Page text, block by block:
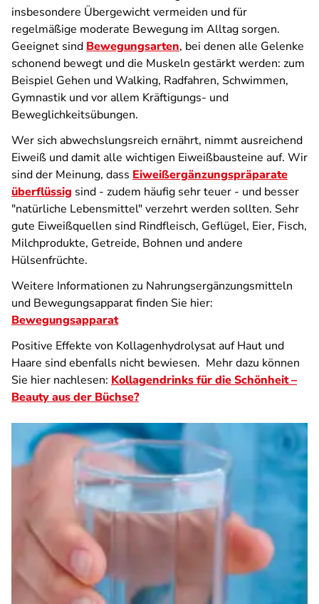
insbesondere Übergewicht vermeiden und für
regelmäßige moderate Bewegung im Alltag sorgen.
Geeignet sind Bewegungsarten, bei denen alle Gelenke
schonend bewegt und die Muskeln gestärkt werden: zum
Beispiel Gehen und Walking, Radfahren, Schwimmen,
Gymnastik und vor allem Kräftigungs- und
Beweglichkeitsübungen.
Wer sich abwechslungsreich ernährt, nimmt ausreichend
Eiweiß und damit alle wichtigen Eiweißbausteine auf. Wir
sind der Meinung, dass Eiweißergänzungspräparate
überflüssig sind - zudem häufig sehr teuer - und besser
"natürliche Lebensmittel" verzehrt werden sollten. Sehr
gute Eiweißquellen sind Rindfleisch, Geflügel, Eier, Fisch,
Milchprodukte, Getreide, Bohnen und andere
Hülsenfrüchte.
Weitere Informationen zu Nahrungsergänzungsmitteln
und Bewegungsapparat finden Sie hier:
Bewegungsapparat
Positive Effekte von Kollagenhydrolysat auf Haut und
Haare sind ebenfalls nicht bewiesen. Mehr dazu können
Sie hier nachlesen: Kollagendrinks für die Schönheit –
Beauty aus der Büchse?